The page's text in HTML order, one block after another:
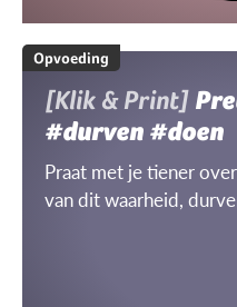
Opvoeding
[Klik & Print]
#durven #doen
Praat met je tiener
van dit waarheid,